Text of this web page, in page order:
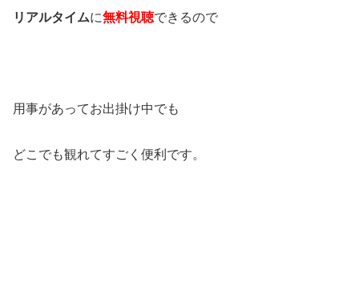
リアルタイムに無料視聴できるので
用事があってお出掛け中でも
どこでも観れてすごく便利です。